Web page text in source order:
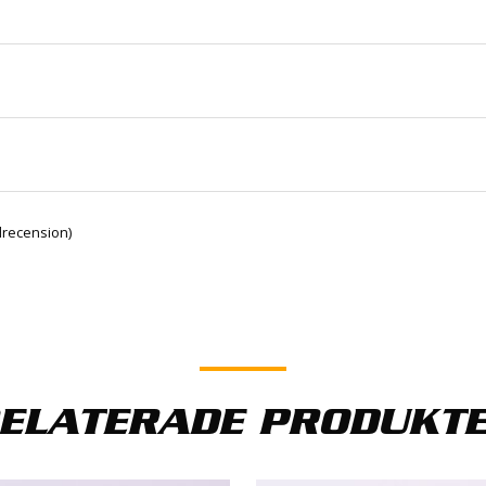
101 använder vi på vår lastbilsverkstad, blir alltid bra
håller det sej tätt i många år. Fantastisk produkt, har